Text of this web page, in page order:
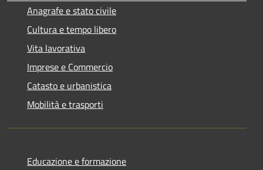
Anagrafe e stato civile
Cultura e tempo libero
Vita lavorativa
Imprese e Commercio
Catasto e urbanistica
Mobilità e trasporti
Educazione e formazione